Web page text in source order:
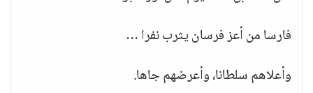
فارسا من أعز فرسان يثرب نفرا …
وأعلاهم سلطانا، وأعرضهم جاها.